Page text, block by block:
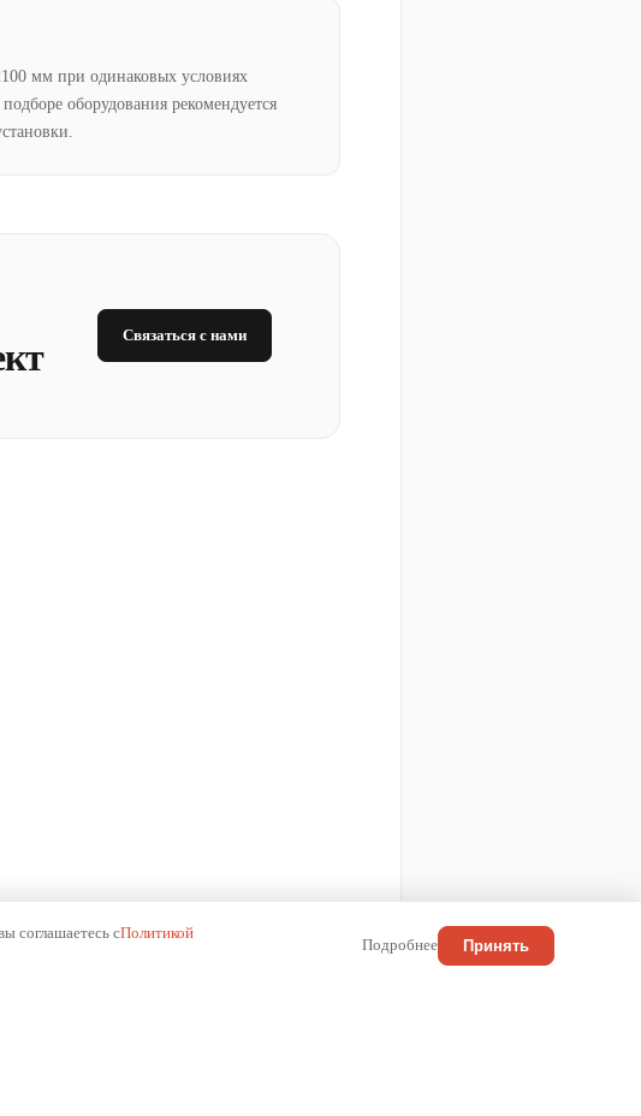
мм при одинаковых условиях
оборудования рекомендуется
Связаться с нами
соглашаетесь сПолитикой
Подробнее Принять